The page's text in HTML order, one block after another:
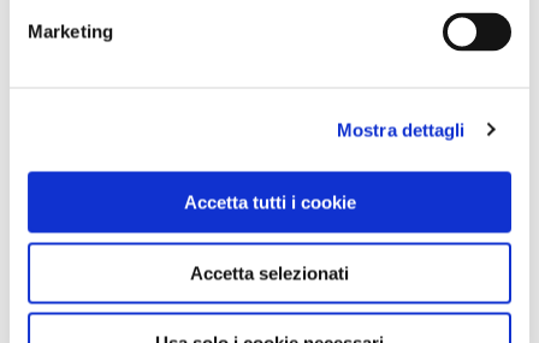
Marketing
Mostra dettagli
Accetta tutti i cookie
Accetta selezionati